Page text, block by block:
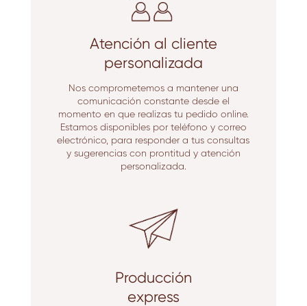
Atención al cliente
personalizada
Nos comprometemos a mantener una
comunicación constante desde el
momento en que realizas tu pedido online.
Estamos disponibles por teléfono y correo
electrónico, para responder a tus consultas
y sugerencias con prontitud y atención
personalizada.
Producción
express